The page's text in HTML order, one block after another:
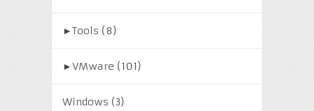
►Tools (8)
►VMware (101)
Windows (3)